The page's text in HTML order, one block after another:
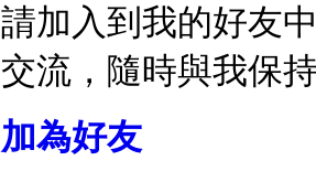
請加入到我的好友
交流，隨時與我保
加為好友